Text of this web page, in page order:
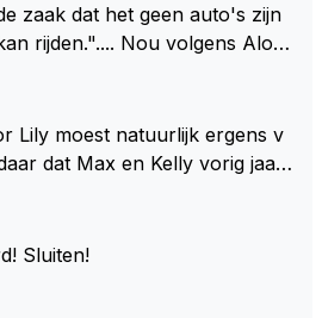
zaak dat het geen auto's zijn
Nou volgens Alon
deze auto nu besturen.
Lily moest natuurlijk ergens v
dat Max en Kelly vorig jaar
hebben ze daar zo'n 75 miljo
me nog h
van deze wereld dit
Sluiten!